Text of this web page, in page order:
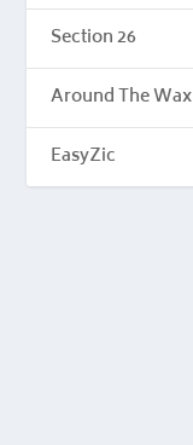
Section 26
Around The Wax
EasyZic